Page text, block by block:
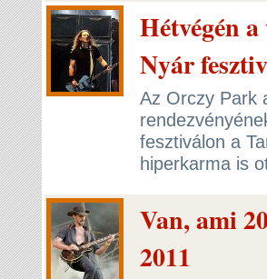
Hétvégén
Nyár
Az Orczy Park
fesztiválon a
hiperkarma is
Van, ami
2011